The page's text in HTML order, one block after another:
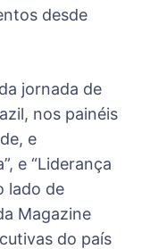
desde
jornada de
nos painéis
e
e “Liderança
lado de
Magazine
do país